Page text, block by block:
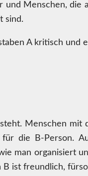
Menschen,
sind.
A kritisch und
Menschen
die B-Person.
man organisiert
ist freundlich,